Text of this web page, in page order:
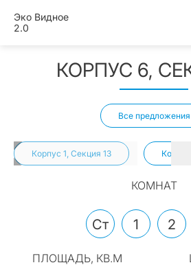
Эко Видное
2.0
КОРПУС 6,
Все предложения
Корпус 1, Секция 13 Корпус
КОМНАТ
Ст 1 2
ПЛОЩАДЬ, КВ.М